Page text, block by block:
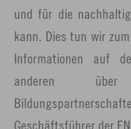
und für die
kann. Dies tun wir
Informationen auf
anderen über
Geschäftsführer der